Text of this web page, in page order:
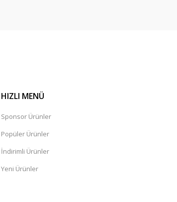
HIZLI MENÜ
Sponsor Ürünler
Popüler Ürünler
İndirimli Ürünler
Yeni Ürünler